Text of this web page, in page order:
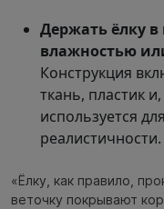
Держать ёлку
влажностью
Конструкция
ткань, пластик
используется
реалистичности.
«Ёлку, как правило,
веточку покрывают